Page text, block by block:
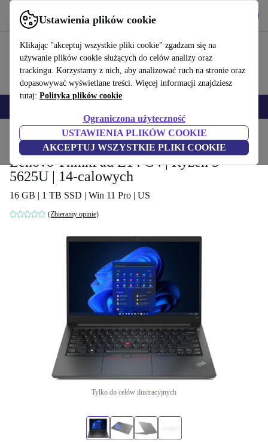
Ustawienia plików cookie
Klikając "akceptuj wszystkie pliki cookie" zgadzam się na
używanie plików cookie służących do celów analizy oraz
trackingu. Korzystamy z nich, aby analizować ruch na stronie oraz
dopasowywać wyświetlane treści. Więcej informacji znajdziesz
tutaj: Polityka plików cookie
Ograniczona użyteczność
USTAWIENIA PLIKÓW COOKIE
AKCEPTUJ WSZYSTKIE PLIKI COOKIE
Korzystaj z refurbed szybko i łatwo
Produkty Laptopy Laptopy Lenovo
Lenovo ThinkPad E14 G4 | Ryzen 5
5625U | 14-calowych
16 GB | 1 TB SSD | Win 11 Pro | US
(Zbieramy opinie)
Tylko do celów ilustracyjnych